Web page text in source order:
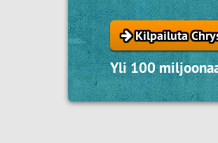
Kilpailuta
Yli 100